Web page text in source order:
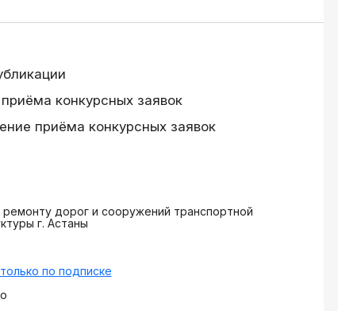
конкурсных заявок
приёма конкурсных заявок
дорог и сооружений транспортной
г. Астаны
по подписке